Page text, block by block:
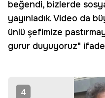
beğendi, bizlerde
yayınladık. Video da
ünlü şefimize
gurur duyuyoruz"
4